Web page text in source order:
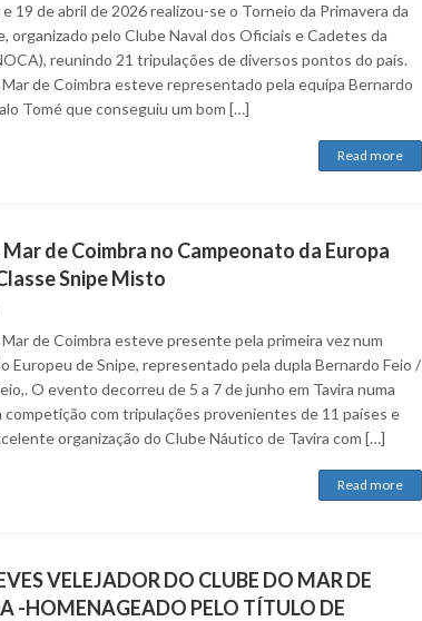
19 de abril de 2026 realizou-se o Torneio da Primavera da
organizado pelo Clube Naval dos Oficiais e Cadetes da
reunindo 21 tripulações de diversos pontos do país.
de Coimbra esteve representado pela equipa Bernardo
Tomé que conseguiu um bom […]
Read more
de Coimbra no Campeonato da Europa
Snipe Misto
de Coimbra esteve presente pela primeira vez num
Europeu de Snipe, representado pela dupla Bernardo Feio /
O evento decorreu de 5 a 7 de junho em Tavira numa
com tripulações provenientes de 11 países e
organização do Clube Náutico de Tavira com […]
Read more
VELEJADOR DO CLUBE DO MAR DE
-HOMENAGEADO PELO TÍTULO DE